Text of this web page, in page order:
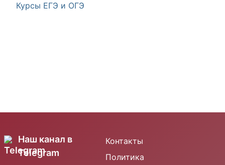
Курсы ЕГЭ и ОГЭ
Наш канал в
Telegram
Контакты
Политика